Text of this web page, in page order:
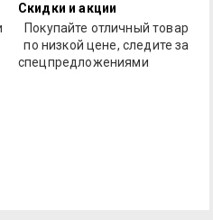
Скидки и акции
Покупайте отличный товар
по низкой цене, следите за
спецпредложениями